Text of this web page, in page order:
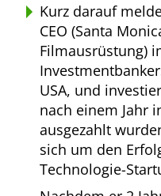
Kurz darauf
CEO (Santa
Filmausrüstung)
USA, und
nach einem Jahr
ausgezahlt
sich um den
Technologie-